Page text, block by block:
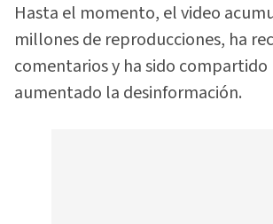
Hasta el momento, el video
millones de reproducciones, ha
comentarios y ha sido compartido
aumentado la desinformación.